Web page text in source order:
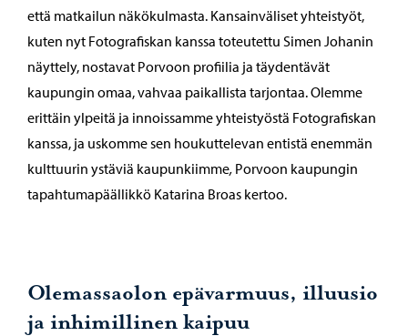
että matkailun näkökulmasta. Kansainväliset yhteistyöt,
kuten nyt Fotografiskan kanssa toteutettu Simen Johanin
näyttely, nostavat Porvoon profiilia ja täydentävät
kaupungin omaa, vahvaa paikallista tarjontaa. Olemme
erittäin ylpeitä ja innoissamme yhteistyöstä Fotografiskan
kanssa, ja uskomme sen houkuttelevan entistä enemmän
kulttuurin ystäviä kaupunkiimme, Porvoon kaupungin
tapahtumapäällikkö Katarina Broas kertoo.
Olemassaolon epävarmuus, illuusio
ja inhimillinen kaipuu